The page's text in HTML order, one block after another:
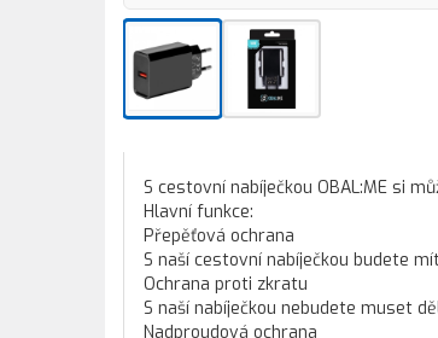
S cestovní nabíječkou OBAL:ME si
Hlavní funkce:
Přepěťová ochrana
S naší cestovní nabíječkou budete
Ochrana proti zkratu
S naší nabíječkou nebudete muset
Nadproudová ochrana